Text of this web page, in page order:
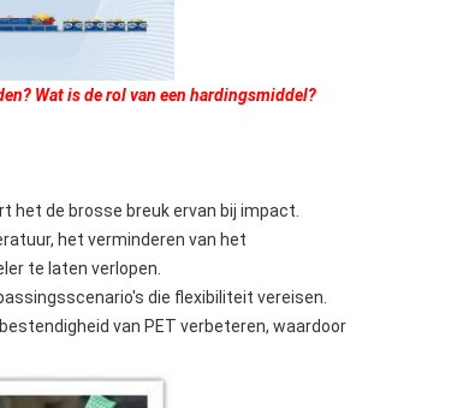
Wat is de rol van een hardingsmiddel?
het de brosse breuk ervan bij impact.
het verminderen van het
te laten verlopen.
die flexibiliteit vereisen.
van PET verbeteren, waardoor